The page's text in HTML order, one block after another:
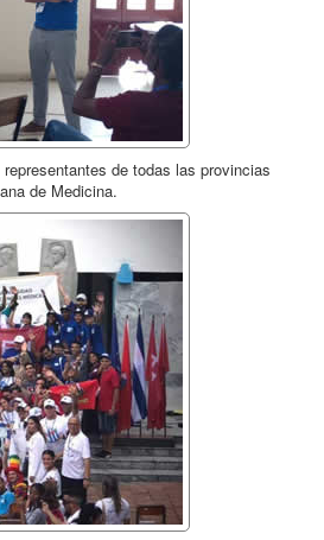
de todas las provincias
de Medicina.